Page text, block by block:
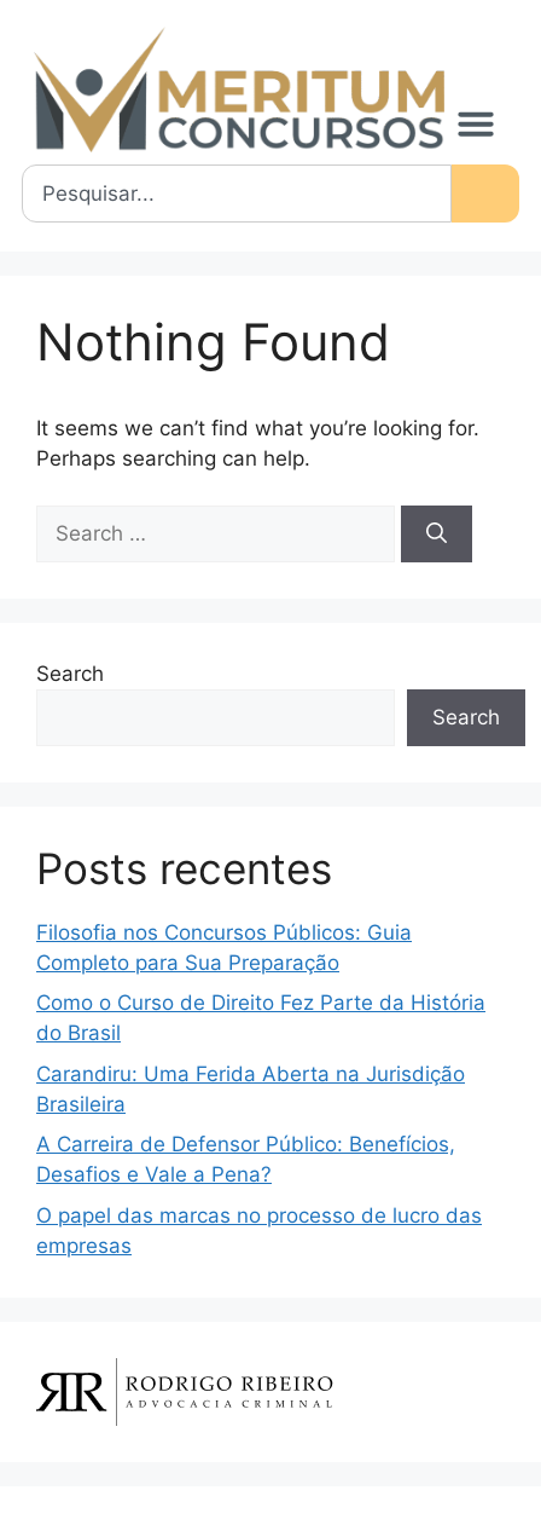
Nothing Found
It seems we can’t find what you’re looking for.
Perhaps searching can help.
Search
Search
Posts recentes
Filosofia nos Concursos Públicos: Guia
Completo para Sua Preparação
Como o Curso de Direito Fez Parte da História
do Brasil
Carandiru: Uma Ferida Aberta na Jurisdição
Brasileira
A Carreira de Defensor Público: Benefícios,
Desafios e Vale a Pena?
O papel das marcas no processo de lucro das
empresas